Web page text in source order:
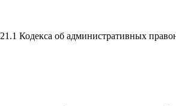
Кодекса об административных